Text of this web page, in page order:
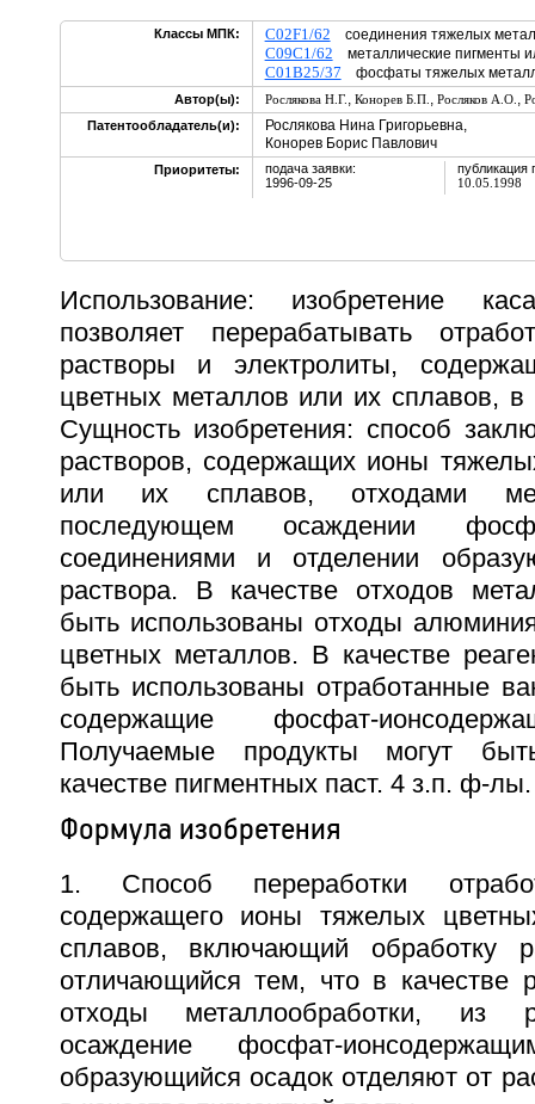
Классы МПК: C02F1/62 соединения тяжелых
C09C1/62 металлические пигменты
C01B25/37 фосфаты тяжелых
Автор(ы): Рослякова Н.Г. , Конорев Б.П. , Росляков А.О. ,
Патентообладатель(и):
Рослякова Нина Григорьевна,
Конорев Борис Павлович
Приоритеты:
подача заявки:
1996-09-25
публикация
10.05.1998
Использование: изобретение
позволяет перерабатывать
растворы и электролиты,
цветных металлов или их сплавов,
Сущность изобретения: способ
растворов, содержащих ионы
или их сплавов, отходами
последующем осаждении
соединениями и отделении
раствора. В качестве отходов
быть использованы отходы
цветных металлов. В качестве
быть использованы отработанные
содержащие фосфат-
Получаемые продукты могут
качестве пигментных паст. 4 з.п. ф-лы.
Формула изобретения
1. Способ переработки
содержащего ионы тяжелых
сплавов, включающий обработку
отличающийся тем, что в качестве
отходы металлообработки, из
осаждение фосфат-
образующийся осадок отделяют от